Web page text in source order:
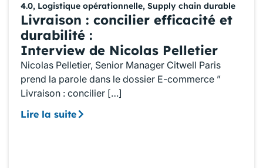
4.0, Logistique opérationnelle, Supply chain durable
Livraison : concilier efficacité et
durabilité :
Interview de Nicolas Pelletier
Nicolas Pelletier, Senior Manager Citwell Paris
prend la parole dans le dossier E-commerce ”
Livraison : concilier […]
Lire la suite